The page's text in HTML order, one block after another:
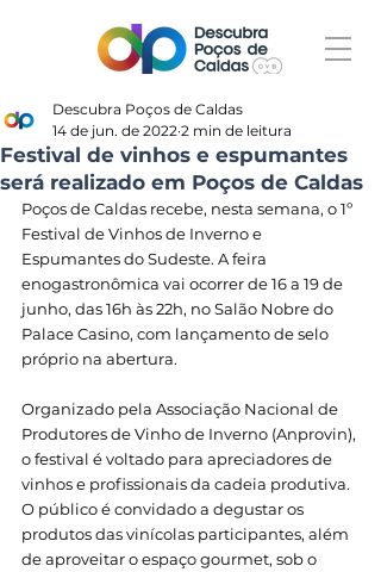
Festival de vinhos e espumantes
será realizado em Poços de Caldas
Descubra Poços de Caldas
14 de jun. de 2022 2 min de leitura
Poços de Caldas recebe, nesta semana, o 1º
Festival de Vinhos de Inverno e
Espumantes do Sudeste. A feira
enogastronômica vai ocorrer de 16 a 19 de
junho, das 16h às 22h, no Salão Nobre do
Palace Casino, com lançamento de selo
próprio na abertura.
Organizado pela Associação Nacional de
Produtores de Vinho de Inverno (Anprovin),
o festival é voltado para apreciadores de
vinhos e profissionais da cadeia produtiva.
O público é convidado a degustar os
produtos das vinícolas participantes, além
de aproveitar o espaço gourmet, sob o